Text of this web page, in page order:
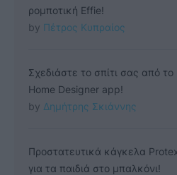
ρομποτική Effie!
by Πέτρος Κυπραίος
Σχεδιάστε το σπίτι σας από
Home Designer app!
by Δημήτρης Σκιάννης
Προστατευτικά κάγκελα
για τα παιδιά στο μπαλκόνι!